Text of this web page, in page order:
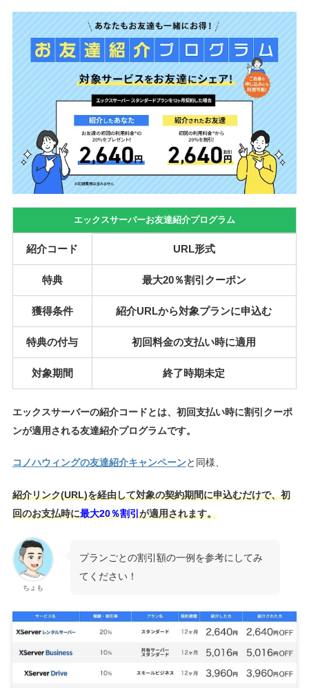
エックスサーバーお友達紹介プログラム
紹介コード URL形式
特典 最大20％割引クーポン
獲得条件 紹介URLから対象プランに申込む
特典の付与 初回料金の支払い時に適用
対象期間 終了時期未定
エックスサーバーの紹介コードとは、初回支払い時に割引クーポ
ンが適用される友達紹介プログラムです。
コノハウィングの友達紹介キャンペーンと同様、
紹介リンク(URL)を経由して対象の契約期間に申込むだけで、初
回のお支払時に最大20％割引が適用されます。
ちょも
プランごとの割引額の一例を参考にしてみ
てください！